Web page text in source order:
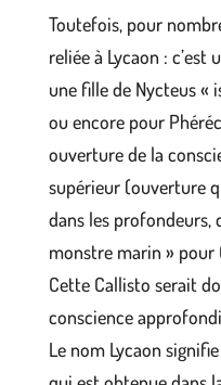
Toutefois, pour
reliée à Lycaon : c’est
une fille de Nycteus «
ou encore pour
ouverture de la
supérieur (ouverture
dans les profondeurs,
monstre marin » pour
Cette Callisto serait
conscience
Le nom Lycaon